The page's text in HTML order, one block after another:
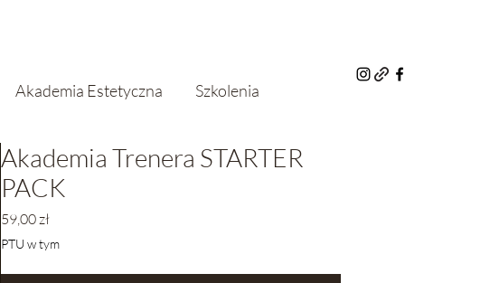
Akademia Estetyczna Szkolenia
Akademia Trenera STARTER
PACK
59,00 złCena
PTU w tym